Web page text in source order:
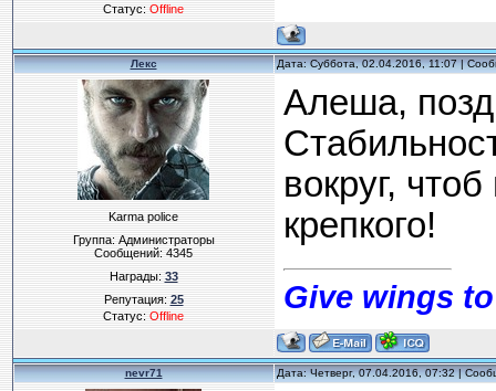
Статус:Offline
Лекс Дата: Суббота, 02.04.2016, 11:07 |
Karma police
Группа: Администраторы
Сообщений:4345
Награды:33
Репутация:25
Статус:Offline
Алеша,
вокруг,
крепкого!
Give wings
nevr71 Дата: Четверг, 07.04.2016, 07:32 |